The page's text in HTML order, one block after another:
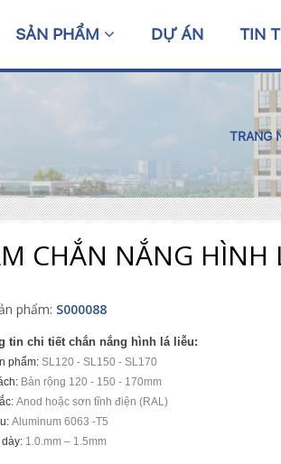
SẢN PHẨM DỰ ÁN TIN
TRANG
CHẮN NẮNG HÌNH
phẩm: S000088
tin chi tiết chắn nắng hình lá liễu:
phẩm: SL120 - SL150 - SL170
Bản rộng 120 - 150 - 170mm
Anod hoặc sơn tĩnh điện (RAL)
Aluminum 6063 -T5
1.0.mm – 1.5mm